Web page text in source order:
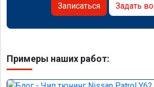
Записаться Задать
Примеры наших работ: